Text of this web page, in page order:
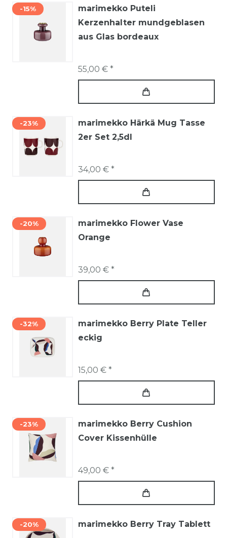
-15%
marimekko Puteli
Kerzenhalter mundgeblasen
aus Glas bordeaux
55,00 € *
-23%
marimekko Härkä Mug Tasse
2er Set 2,5dl
34,00 € *
-20%
marimekko Flower Vase
Orange
39,00 € *
-32%
marimekko Berry Plate Teller
eckig
15,00 € *
-23%
marimekko Berry Cushion
Cover Kissenhülle
49,00 € *
-20% marimekko Berry Tray Tablett